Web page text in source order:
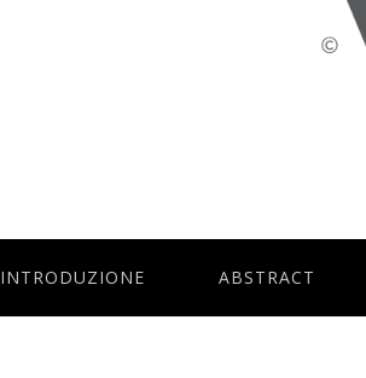
INTRODUZIONE ABSTRACT